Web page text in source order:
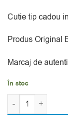
Cutie tip cadou
Produs Original
Marcaj de
În stoc
Cantitate Vaza